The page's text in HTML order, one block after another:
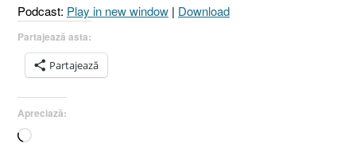
23
Podcast: Play in new window | Download
Partajează asta:
Partajează
Apreciază:
Încarc...